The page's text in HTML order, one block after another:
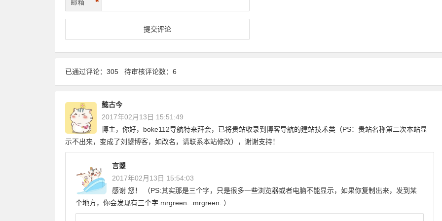
邮箱
已通过评论：305 待审核评论数：6
懿古今
2017年02月13日 15:51:49
博主，你好，boke112导航特来拜会，已将贵站收录到博客导航的建站技术类（PS：贵站名称第二次本站显
示不出来，变成了刘曌博客，如改名，请联系本站修改），谢谢支持！
言曌
2017年02月13日 15:54:03
感谢 您！ （PS:其实那是三个字，只是很多一些浏览器或者电脑不能显示，如果你复制出来，发到某
个地方，你会发现有三个字:mrgreen: :mrgreen: ）